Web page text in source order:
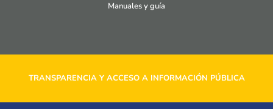
Manuales y guía
TRANSPARENCIA Y ACCESO A INFORMACIÓN PÚBLICA